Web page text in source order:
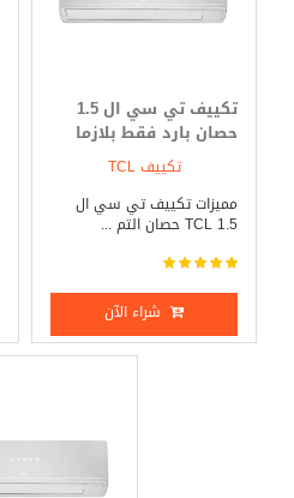
تكييف تي سي ال 1.5
حصان بارد فقط بلازما
ديجيتالتكييف TCL
مميزات تكييف تي سي ال
TCL 1.5 حصان التم ...
شراء الآن